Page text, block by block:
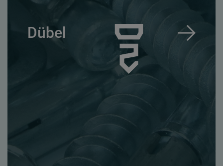
Dübel